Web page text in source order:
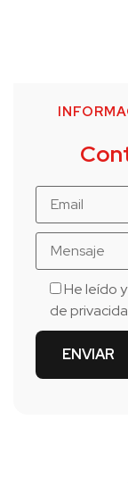
He leído
de